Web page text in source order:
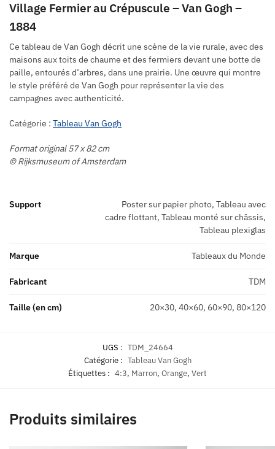
Village Fermier au Crépuscule – Van Gogh –
1884
Ce tableau de Van Gogh décrit une scène de la vie rurale, avec des
maisons aux toits de chaume et des fermiers devant une botte de
paille, entourés d’arbres, dans une prairie. Une œuvre qui montre
le style préféré de Van Gogh pour représenter la vie des
campagnes avec authenticité.
Catégorie : Tableau Van Gogh
Format original 57 x 82 cm
© Rijksmuseum of Amsterdam
Support
Poster sur papier photo, Tableau avec
cadre flottant, Tableau monté sur châssis,
Tableau plexiglas
Marque Tableaux du Monde
Fabricant TDM
Taille (en cm) 20×30, 40×60, 60×90, 80×120
UGS : TDM_24664
Catégorie : Tableau Van Gogh
Étiquettes : 4:3, Marron, Orange, Vert
Produits similaires